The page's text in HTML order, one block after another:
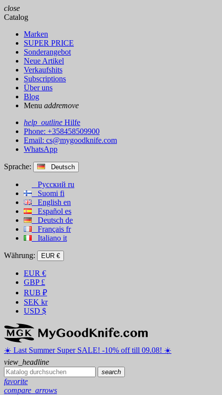
close
Catalog
Marken
SUPER PRICE
Sonderangebot
Neue Artikel
Verkaufshits
Subscriptions
Über uns
Blog
Menu addremove
help_outline Hilfe
Phone: +358458509900
Email: cs@mygoodknife.com
WhatsApp
Sprache: Deutsch
Русский ru
Suomi fi
English en
Español es
Deutsch de
Français fr
Italiano it
Währung: EUR €
EUR €
GBP £
RUB ₽
SEK kr
USD $
☀️ ️Last Summer Super SALE! -10% off till 09.08! ☀️
view_headline
search
favorite
compare_arrows